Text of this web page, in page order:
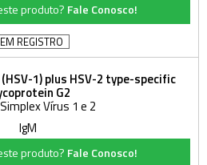
produto? Fale Conosco!
REGISTRO
1) plus HSV-2 type-specific
G2
Vírus 1 e 2
IgM
produto? Fale Conosco!